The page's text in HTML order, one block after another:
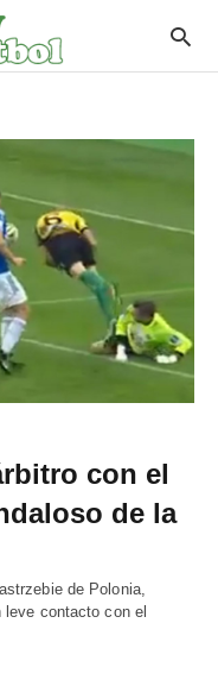
con el
de la
de Polonia,
leve contacto con el